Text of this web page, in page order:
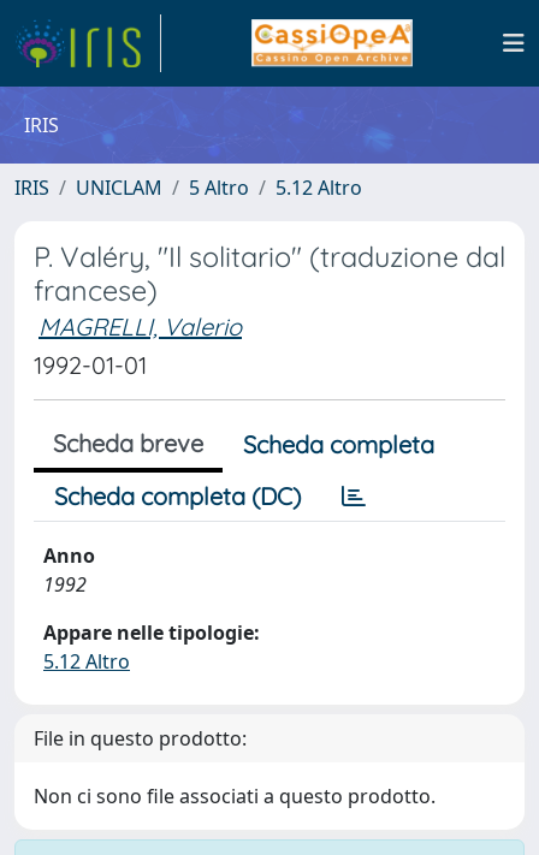
IRIS
IRIS UNICLAM 5 Altro 5.12 Altro
P. Valéry, "Il solitario" (traduzione dal
francese)
MAGRELLI, Valerio
1992-01-01
Scheda breve
Scheda completa
Scheda completa (DC)
Anno
1992
Appare nelle tipologie:
5.12 Altro
File in questo prodotto:
Non ci sono file associati a questo prodotto.